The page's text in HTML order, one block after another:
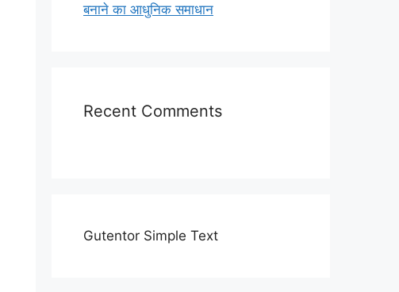
बनाने का आधुनिक समाधान
Recent Comments
Gutentor Simple Text